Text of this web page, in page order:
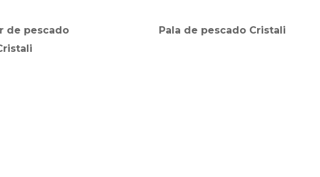
de pescado
Pala de pescado Cristali